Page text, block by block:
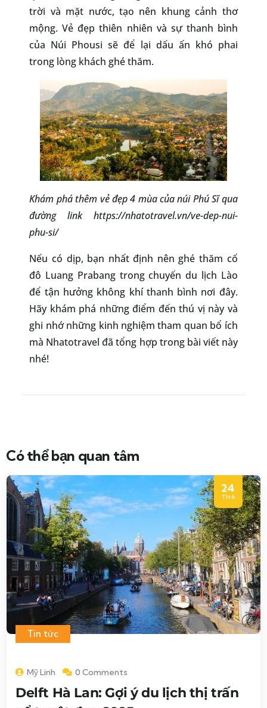
trời và mặt nước, tạo nên khung cảnh thơ
mộng. Vẻ đẹp thiên nhiên và sự thanh bình
của Núi Phousi sẽ để lại dấu ấn khó phai
trong lòng khách ghé thăm.
Khám phá thêm vẻ đẹp 4 mùa của núi Phú Sĩ qua
đường link https://nhatotravel.vn/ve-dep-nui-
phu-si/
Nếu có dịp, bạn nhất định nên ghé thăm cố
đô Luang Prabang trong chuyến du lịch Lào
để tận hưởng không khí thanh bình nơi đây.
Hãy khám phá những điểm đến thú vị này và
ghi nhớ những kinh nghiệm tham quan bổ ích
mà Nhatotravel đã tổng hợp trong bài viết này
nhé!
Có thể bạn quan tâm
24
TH6
Tin tức
Mỹ Linh 0 Comments
Delft Hà Lan: Gợi ý du lịch thị trấn